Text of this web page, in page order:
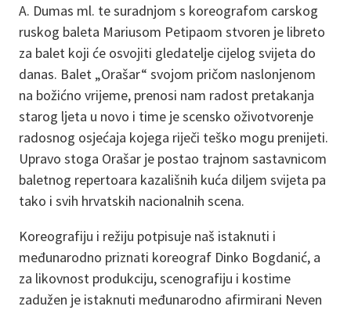
A. Dumas ml. te suradnjom s koreografom carskog
ruskog baleta Mariusom Petipaom stvoren je libreto
za balet koji će osvojiti gledatelje cijelog svijeta do
danas. Balet „Orašar“ svojom pričom naslonjenom
na božićno vrijeme, prenosi nam radost pretakanja
starog ljeta u novo i time je scensko oživotvorenje
radosnog osjećaja kojega riječi teško mogu prenijeti.
Upravo stoga Orašar je postao trajnom sastavnicom
baletnog repertoara kazališnih kuća diljem svijeta pa
tako i svih hrvatskih nacionalnih scena.
Koreografiju i režiju potpisuje naš istaknuti i
međunarodno priznati koreograf Dinko Bogdanić, a
za likovnost produkciju, scenografiju i kostime
zadužen je istaknuti međunarodno afirmirani Neven